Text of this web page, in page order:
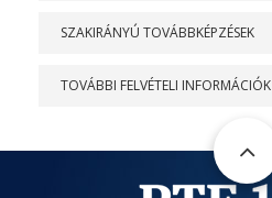
SZAKIRÁNYÚ TOVÁBBKÉPZÉSEK
TOVÁBBI FELVÉTELI INFORMÁCIÓK